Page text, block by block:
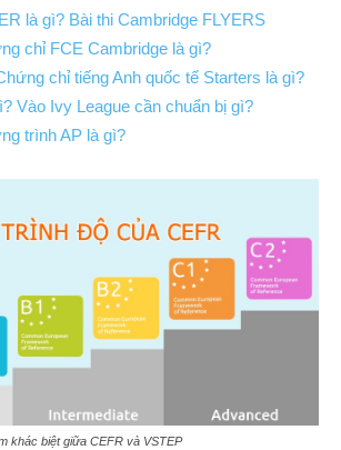
là gì? Bài thi Cambridge FLYERS
chỉ FCE Cambridge là gì?
chỉ tiếng Anh quốc tế Starters là gì?
Vào Ivy League cần chuẩn bị gì?
trình AP là gì?
khác biệt giữa CEFR và VSTEP